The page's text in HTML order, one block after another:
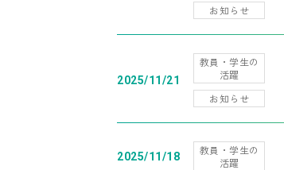
お知らせ
2025/11/21
教員・学生の
活躍
お知らせ
2025/11/18
教員・学生の
活躍